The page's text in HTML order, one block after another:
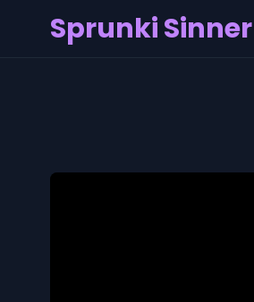
Sprunki Sinner